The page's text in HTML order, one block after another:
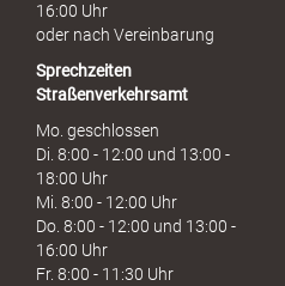
16:00 Uhr
oder nach Vereinbarung
Sprechzeiten
Straßenverkehrsamt
Mo. geschlossen
Di. 8:00 - 12:00 und 13:00 -
18:00 Uhr
Mi. 8:00 - 12:00 Uhr
Do. 8:00 - 12:00 und 13:00 -
16:00 Uhr
Fr. 8:00 - 11:30 Uhr